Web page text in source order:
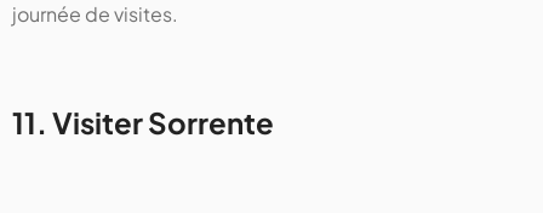
journée de visites.
11. Visiter Sorrente